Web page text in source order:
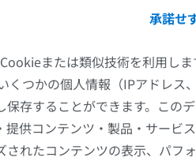
）はさらに二つの亜型に区分さ
。両者はいずれも三叉神経感覚
るが、以下の点で若干異な
神経核視床路 後
承諾せ
または類似技術を利用しま
つかの個人情報（IPアドレス、
存することができます。この
供コンテンツ・製品・サービ
れたコンテンツの表示、パフ